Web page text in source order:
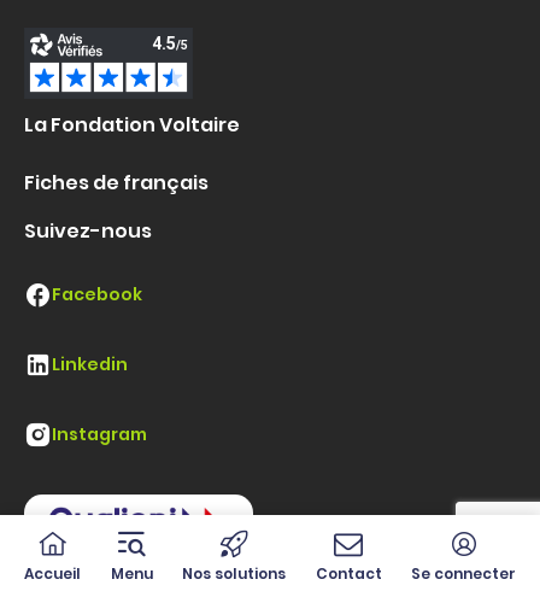
Accueil Menu Nos solutions Contact Se connecter
La Fondation Voltaire
Fiches de français
Suivez-nous
Facebook
Linkedin
Instagram